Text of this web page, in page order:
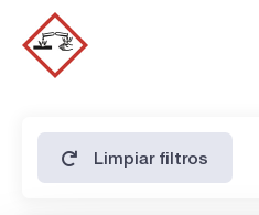
hidrogenoftalato). El material
acreditado según ISO 17034,
y trazable al Sistema
material de referencia
(Potassium Hydrogen Phthalate).
Limpiar filtros